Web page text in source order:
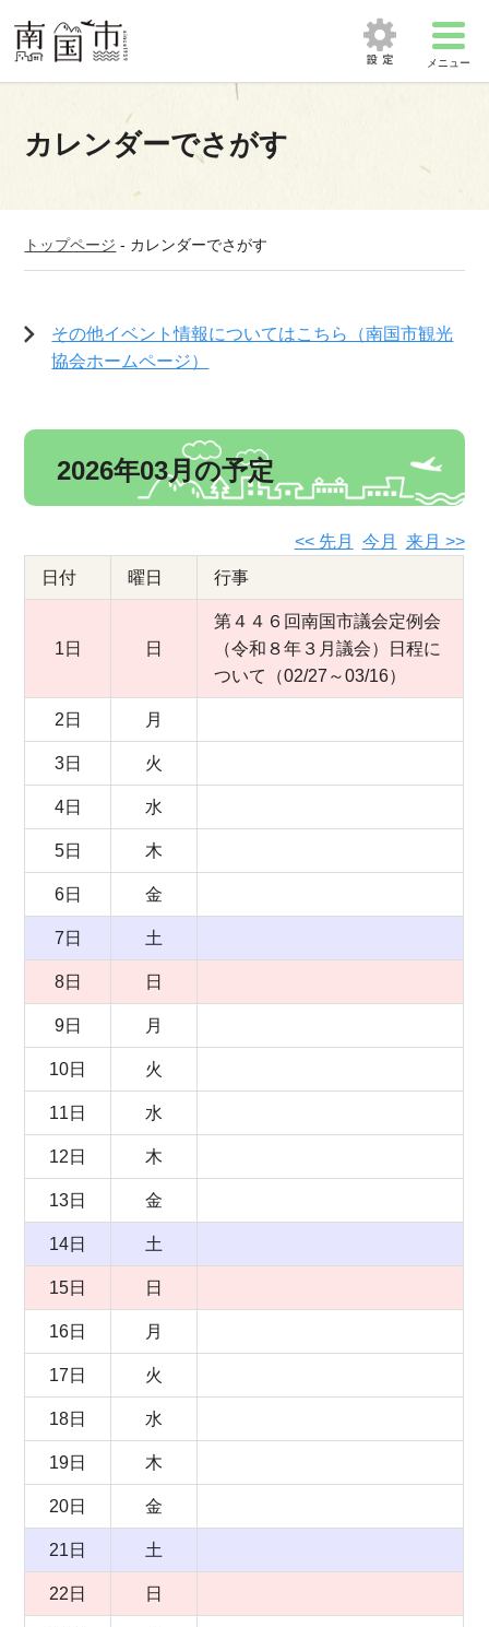
メニュー
カレンダーでさがす
トップページ - カレンダーでさがす
その他イベント情報についてはこちら（南国市観光
協会ホームページ）
2026年03月の予定
<< 先月 今月
来月 >>
日付
曜日 行事
1日 日
第４４６回南国市議会定例会
（令和８年３月議会）日程に
ついて（02/27～03/16）
2日 月
3日 火
4日 水
5日 木
6日 金
7日 土
8日 日
9日 月
10日 火
11日 水
12日 木
13日 金
14日 土
15日 日
16日 月
17日 火
18日 水
19日 木
20日 金
21日 土
22日 日